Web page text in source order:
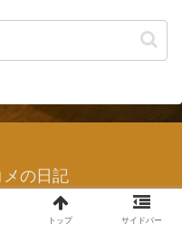
の日記
トップ サイドバー